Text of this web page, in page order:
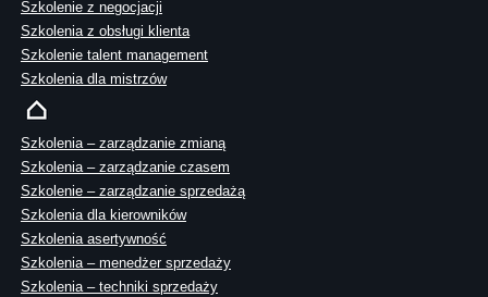
Szkolenie z negocjacji
Szkolenia z obsługi klienta
Szkolenie talent management
Szkolenia dla mistrzów
Szkolenia – zarządzanie zmianą
Szkolenia – zarządzanie czasem
Szkolenie – zarządzanie sprzedażą
Szkolenia dla kierowników
Szkolenia asertywność
Szkolenia – menedżer sprzedaży
Szkolenia – techniki sprzedaży